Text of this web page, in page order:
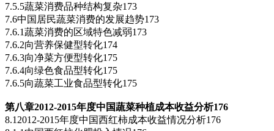
7.5.5蔬菜消费品种结构复杂173
7.6中国居民蔬菜消费的发展趋势173
7.6.1蔬菜消费的区域特色减弱173
7.6.2向营养保健型转化174
7.6.3向净菜方便型转化175
7.6.4向绿色食品型转化175
7.6.5向蔬菜工业食品型转化175
第八章2012-2015年度中国蔬菜种植成本收益分析176
8.12012-2015年度中国西红柿成本收益情况分析176